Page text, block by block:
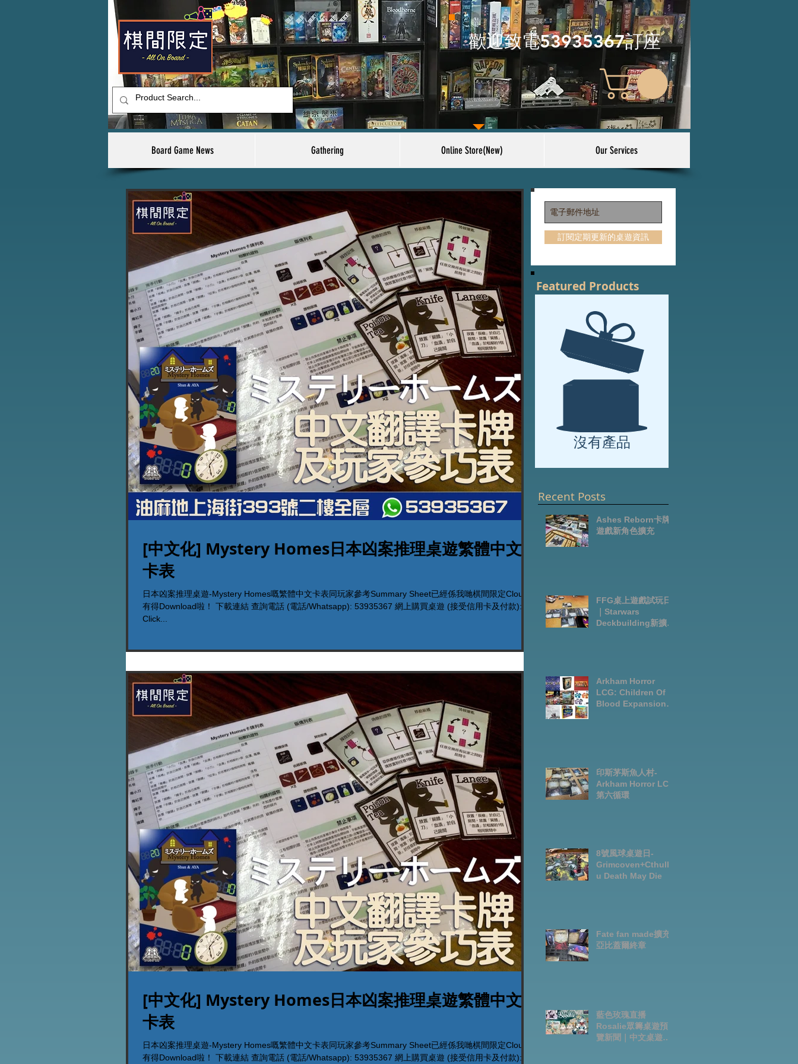
​歡迎致電53935367訂座
Board Game News Gathering Online Store(New) Our Services
[中文化] Mystery Homes日本凶案推理桌遊繁體中文
卡表
日本凶案推理桌遊-Mystery Homes嘅繁體中文卡表同玩家參考Summary Sheet已經係我哋棋間限定Cloud
有得Download啦！ 下載連結 查詢電話 (電話/Whatsapp): 53935367 網上購買桌遊 (接受信用卡及付款):
Click...
[中文化] Mystery Homes日本凶案推理桌遊繁體中文
卡表
日本凶案推理桌遊-Mystery Homes嘅繁體中文卡表同玩家參考Summary Sheet已經係我哋棋間限定Cloud
有得Download啦！ 下載連結 查詢電話 (電話/Whatsapp): 53935367 網上購買桌遊 (接受信用卡及付款):
訂閱定期更新的桌遊資訊
Featured Products
Recent Posts
Ashes Reborn卡牌
遊戲新角色擴充
FFG桌上遊戲試玩日
｜Starwars
Deckbuilding新擴充
Arkham Horror
LCG: Children Of
Blood Expansion
印斯茅斯魚人村-
Arkham Horror LCG
第六循環
8號風球桌遊日-
Grimcoven+Cthulh
u Death May Die
Fate fan made擴充-
亞比蓋爾終章
藍色玫瑰直播
Rosalie眾籌桌遊預
覽新聞｜中文桌遊節
沒有產品